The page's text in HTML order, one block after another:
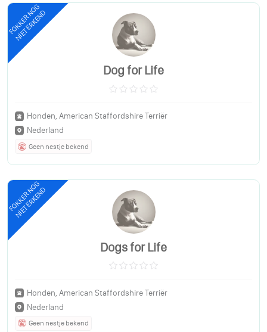
FOKKER NOG
NIET ERKEND
Dog for Life
Honden, American Staffordshire Terriër
Nederland
Geen nestje bekend
FOKKER NOG
NIET ERKEND
Dogs for Life
Honden, American Staffordshire Terriër
Nederland
Geen nestje bekend